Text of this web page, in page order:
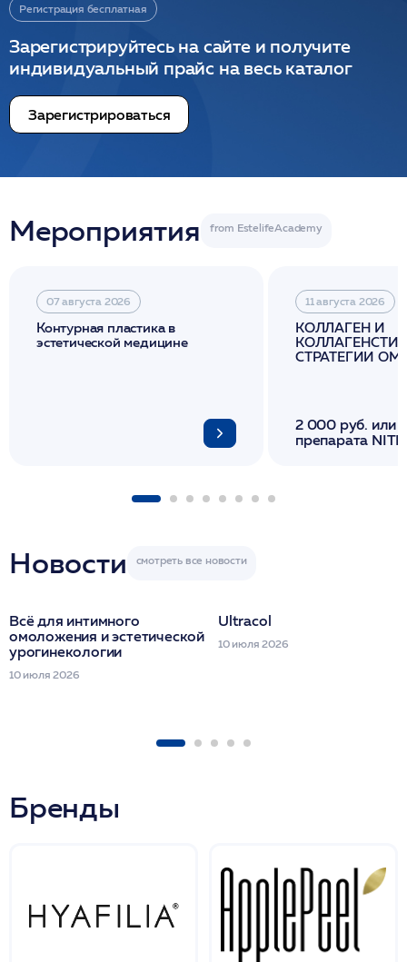
Регистрация бесплатная
Зарегистрируйтесь на сайте и получите
индивидуальный прайс на весь каталог
Зарегистрироваться
Мероприятия
07 августа 2026
Контурная пластика в
эстетической медицине
11 августа 2026
КОЛЛАГЕН И
СТРАТЕГИИ
2 000 руб. или
препарата
Новости
Всё для интимного
омоложения и эстетической
урогинекологии
10 июля 2026
Ultracol
10 июля 2026
Бренды